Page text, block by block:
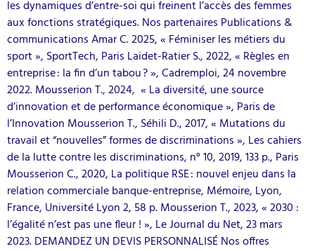
les dynamiques d’entre-soi qui freinent l’accès des femmes
aux fonctions stratégiques. Nos partenaires Publications &
communications Amar C. 2025, « Féminiser les métiers du
sport », SportTech, Paris Laidet-Ratier S., 2022, « Règles en
entreprise : la fin d’un tabou ? », Cadremploi, 24 novembre
2022. Mousserion T., 2024, « La diversité, une source
d’innovation et de performance économique », Paris de
l’Innovation Mousserion T., Séhili D., 2017, « Mutations du
travail et “nouvelles” formes de discriminations », Les cahiers
de la lutte contre les discriminations, n° 10, 2019, 133 p., Paris
Mousserion C., 2020, La politique RSE : nouvel enjeu dans la
relation commerciale banque-entreprise, Mémoire, Lyon,
France, Université Lyon 2, 58 p. Mousserion T., 2023, « 2030 :
l’égalité n’est pas une fleur ! », Le Journal du Net, 23 mars
2023. DEMANDEZ UN DEVIS PERSONNALISÉ Nos offres